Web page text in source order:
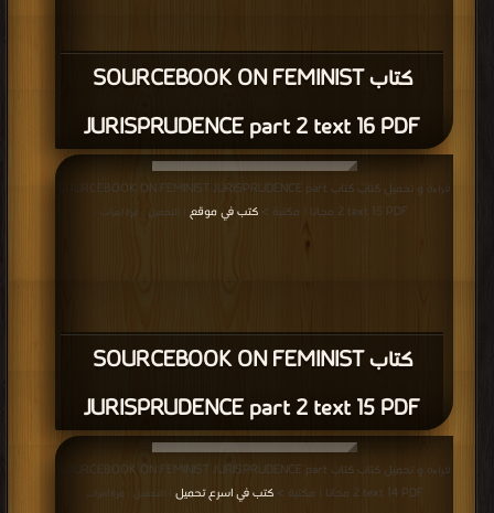
كتاب SOURCEBOOK ON FEMINIST
JURISPRUDENCE part 2 text 16 PDF
كتاب SOURCEBOOK ON FEMINIST
JURISPRUDENCE part 2 text 15 PDF
قراءة و تحميل كتاب كتاب SOURCEBOOK ON FEMINIST JURISPRUDENCE part
2 text 15 PDF مجانا | مكتبة >
كتب في موقع | التحميل : مرة/مرات
قراءة و تحميل كتاب كتاب SOURCEBOOK ON FEMINIST JURISPRUDENCE part
2 text 14 PDF مجانا | مكتبة >
كتب في اسرع تحميل | التحميل : مرة/مرات